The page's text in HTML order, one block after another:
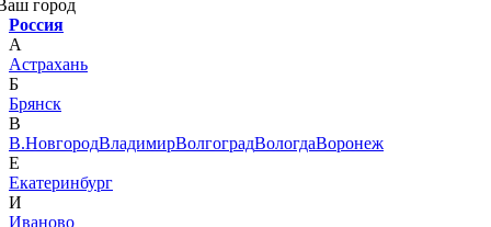
город
Россия
А
Астрахань
Б
Брянск
В
В.НовгородВладимирВолгоградВологдаВоронеж
Е
Екатеринбург
И
Иваново